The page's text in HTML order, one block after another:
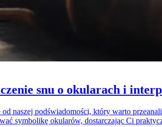
snu o okularach i
od naszej podświadomości, który warto
symbolikę okularów, dostarczając Ci